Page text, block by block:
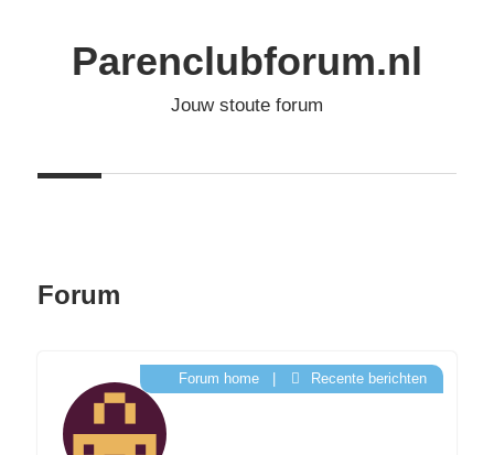
Parenclubforum.nl
Jouw stoute forum
Forum
Forum home| Recente berichten